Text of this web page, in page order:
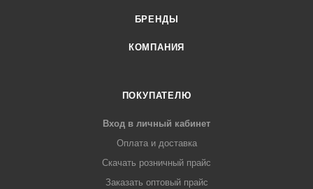
БРЕНДЫ
КОМПАНИЯ
ПОКУПАТЕЛЮ
Вход в личный кабинет
Оплата и доставка
Скачать розничный прайс
Заказать оптовый прайс